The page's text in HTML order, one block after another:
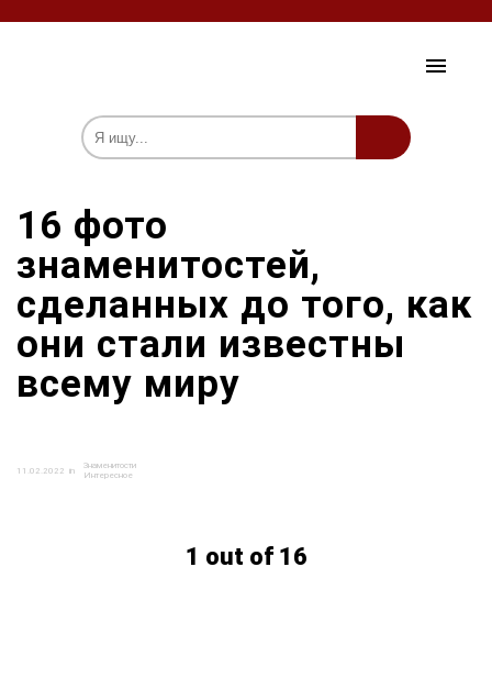
ОБЩЕСТВО
ПСИХОЛОГИЯ
16 фото
знаменитостей,
сделанных до того, как
они стали известны
всему миру
11.02.2022 in
Знаменитости
Интересное
1 out of 16